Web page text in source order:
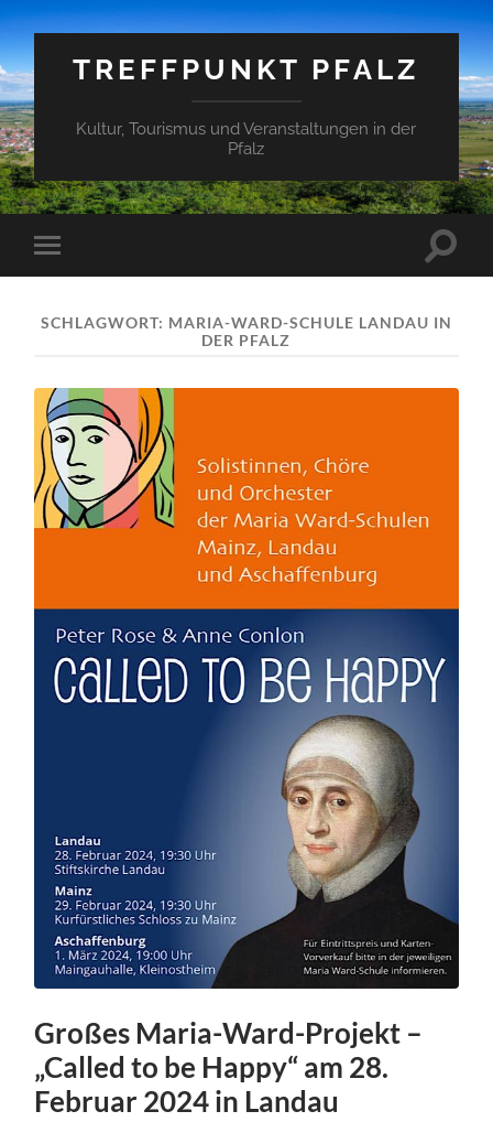
TREFFPUNKT PFALZ
Kultur, Tourismus und Veranstaltungen in der
Pfalz
Mobile-
Menü
SCHLAGWORT: MARIA-WARD-SCHULE LANDAU IN
DER PFALZ
Großes Maria-Ward-Projekt –
„Called to be Happy“ am 28.
Februar 2024 in Landau